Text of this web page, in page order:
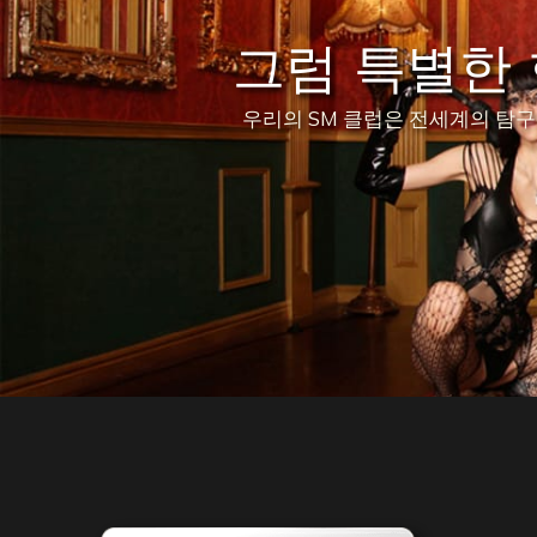
그럼 특별한
우리의 SM 클럽은 전세계의 탐